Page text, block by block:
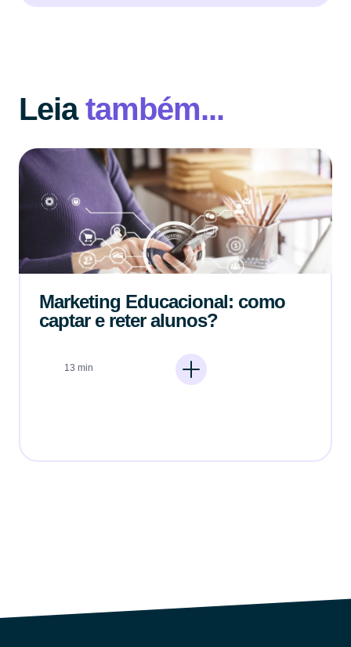
Leiatambém...
Marketing Educacional: como
captar e reter alunos?
13 min